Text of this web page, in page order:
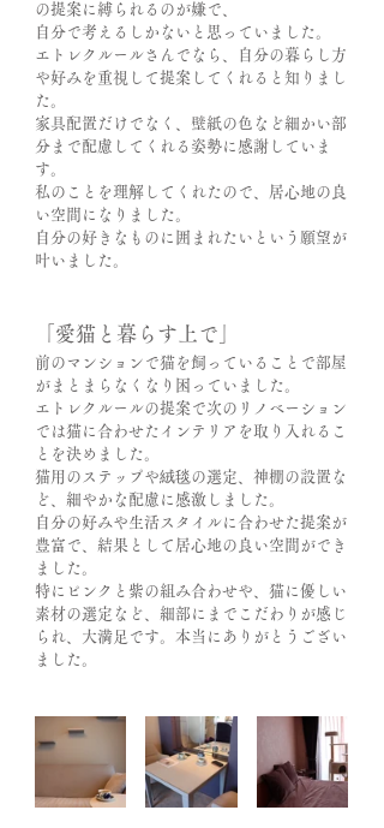
の提案に縛られるのが嫌で、
自分で考えるしかないと思っていました。
エトレクルールさんでなら、自分の暮らし方
や好みを重視して提案してくれると知りまし
た。
家具配置だけでなく、壁紙の色など細かい部
分まで配慮してくれる姿勢に感謝していま
す。
私のことを理解してくれたので、居心地の良
い空間になりました。
自分の好きなものに囲まれたいという願望が
叶いました。
「愛猫と暮らす上で」
前のマンションで猫を飼っていることで部屋
がまとまらなくなり困っていました。
エトレクルールの提案で次のリノベーション
では猫に合わせたインテリアを取り入れるこ
とを決めました。
猫用のステップや絨毯の選定、神棚の設置な
ど、細やかな配慮に感激しました。
自分の好みや生活スタイルに合わせた提案が
豊富で、結果として居心地の良い空間ができ
ました。
特にピンクと紫の組み合わせや、猫に優しい
素材の選定など、細部にまでこだわりが感じ
られ、大満足です。本当にありがとうござい
ました。